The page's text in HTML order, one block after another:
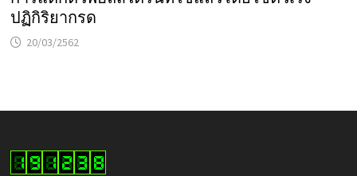
ปฏิกิริยากรด
20/03/2562